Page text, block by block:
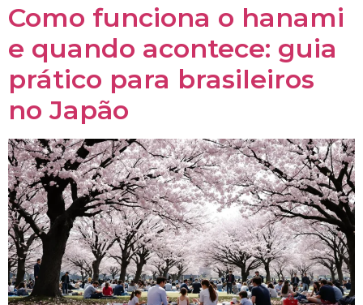
Como funciona o hanami
e quando acontece: guia
prático para brasileiros
no Japão